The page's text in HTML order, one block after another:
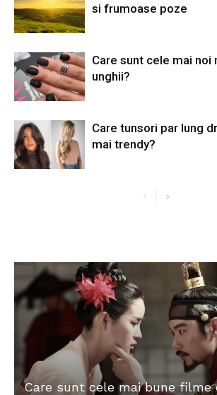
si frumoase poze
Care sunt cele mai noi
unghii?
Care tunsori par lung
mai trendy?
Care sunt cele mai bune filme